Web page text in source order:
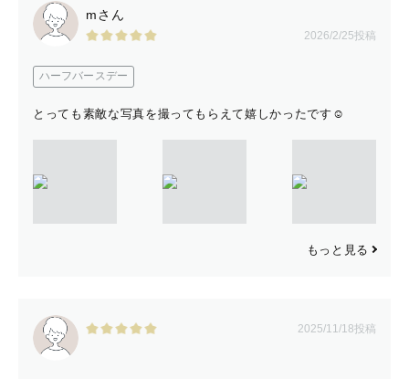
mさん
2026/2/25投稿
ハーフバースデー
とっても素敵な写真を撮ってもらえて嬉しかったです☺️
もっと見る
2025/11/18投稿